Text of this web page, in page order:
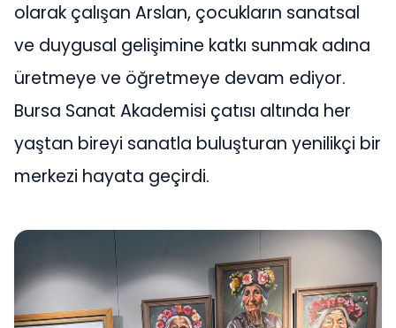
olarak çalışan Arslan, çocukların sanatsal
ve duygusal gelişimine katkı sunmak adına
üretmeye ve öğretmeye devam ediyor.
Bursa Sanat Akademisi çatısı altında her
yaştan bireyi sanatla buluşturan yenilikçi bir
merkezi hayata geçirdi.